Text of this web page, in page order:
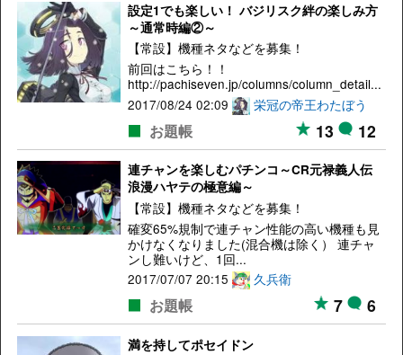
設定1でも楽しい！ バジリスク絆の楽しみ方
～通常時編②～
【常設】機種ネタなどを募集！
前回はこちら！！
http://pachiseven.jp/columns/column_detail...
2017/08/24 02:09
栄冠の帝王わたぼう
お題帳 13 12
連チャンを楽しむパチンコ～CR元禄義人伝
浪漫ハヤテの極意編～
【常設】機種ネタなどを募集！
確変65%規制で連チャン性能の高い機種も見
かけなくなりました(混合機は除く） 連チャ
ンし難いけど、1回...
2017/07/07 20:15
久兵衛
お題帳 7 6
満を持してポセイドン